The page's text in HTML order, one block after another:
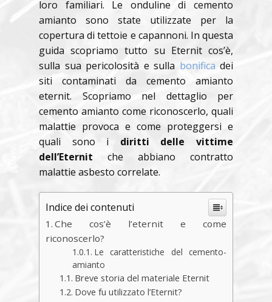
loro familiari. Le onduline di cemento
amianto sono state utilizzate per la
copertura di tettoie e capannoni. In questa
guida scopriamo tutto su Eternit cos’è,
sulla sua pericolosità e sulla bonifica dei
siti contaminati da cemento amianto
eternit. Scopriamo nel dettaglio per
cemento amianto come riconoscerlo, quali
malattie provoca e come proteggersi e
quali sono i diritti delle vittime
dell’Eternit che abbiano contratto
malattie asbesto correlate.
Indice dei contenuti
Che cos’è l’eternit e come
riconoscerlo?
Le caratteristiche del cemento-
amianto
Breve storia del materiale Eternit
Dove fu utilizzato l’Eternit?